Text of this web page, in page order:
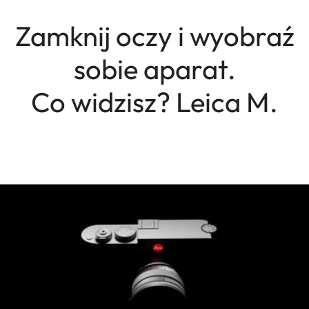
Zamknij oczy i wyobraź
sobie aparat.
Co widzisz? Leica M.